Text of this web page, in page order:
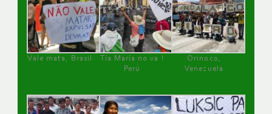
Vale mata, Brasil
Tía María no va !
Perú
Orinoco,
Venezuela